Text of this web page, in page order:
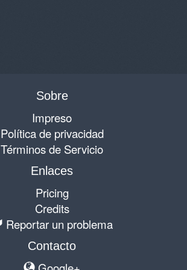
Sobre
Impreso
Política de privacidad
Términos de Servicio
Enlaces
Pricing
Credits
Reportar un problema
Contacto